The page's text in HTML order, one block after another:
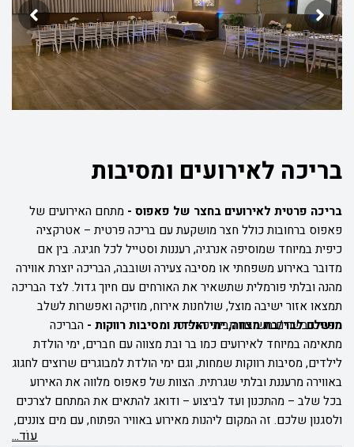
בריכה לאירועים ומסיבות
בריכה פרטית לאירועים בחצר של פאפוס - מתחם האירועים של
פאפוס ברחובות כולל חצר מושקעת עם בריכה פרטית – אטרקציה
כיפית במיוחד שמוסיפה אנרגיה, רעננות וסטייל לכל חגיגה. בין אם
מדובר באירוע משפחתי או מסיבה צעירה ושובבה, הבריכה יוצרת אווירה
מהנה ובלתי פורמלית שתשאיר את האורחים עם חיוך גדול. לצד הבריכה
תמצאו אזור ישיבה מוצל, שולחנות אירוח, מוזיקה ואפשרות לשלב
תפריט בשרים משובח מבית פאפוס.
מושלם לבר/בת מצווה, ימי הולדת ומסיבות רווקות - הבריכה
מתאימה במיוחד לאירועים כמו בר ובת מצווה עם חברים, ימי הולדת
לילדים, מסיבות רווקות שמחות, וגם ימי הולדת למבוגרים שרוצים לחגוג
באווירה מרעננת ובלתי שגרתית. הצוות של פאפוס מלווה את האירוע
בכל שלב – מהתכנון ועד לביצוע – ודואג להתאים את המתחם לצרכים
ולסגנון שלכם. זה המקום ליהנות מאירוע באוויר הפתוח, עם מים צוננים,
עוֹד...